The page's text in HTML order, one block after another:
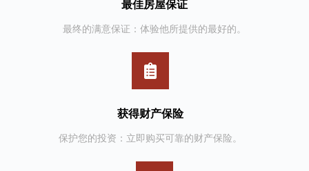
最佳房屋保证
最终的满意保证：体验他所提供的最好的。
获得财产保险
保护您的投资：立即购买可靠的财产保险。